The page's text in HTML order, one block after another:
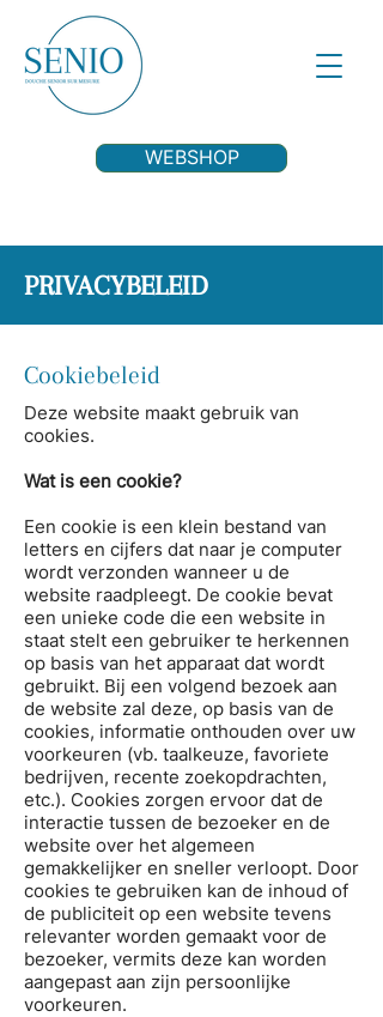
WEBSHOP
PRIVACYBELEID
Cookiebeleid
Deze website maakt gebruik van
cookies.
Wat is een cookie?
Een cookie is een klein bestand van
letters en cijfers dat naar je computer
wordt verzonden wanneer u de
website raadpleegt. De cookie bevat
een unieke code die een website in
staat stelt een gebruiker te herkennen
op basis van het apparaat dat wordt
gebruikt. Bij een volgend bezoek aan
de website zal deze, op basis van de
cookies, informatie onthouden over uw
voorkeuren (vb. taalkeuze, favoriete
bedrijven, recente zoekopdrachten,
etc.). Cookies zorgen ervoor dat de
interactie tussen de bezoeker en de
website over het algemeen
gemakkelijker en sneller verloopt. Door
cookies te gebruiken kan de inhoud of
de publiciteit op een website tevens
relevanter worden gemaakt voor de
bezoeker, vermits deze kan worden
aangepast aan zijn persoonlijke
voorkeuren.